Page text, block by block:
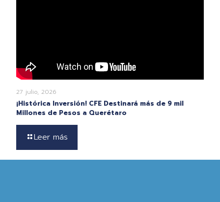
27 julio, 2026
¡Histórica Inversión! CFE Destinará más de 9 mil
Millones de Pesos a Querétaro
Leer más